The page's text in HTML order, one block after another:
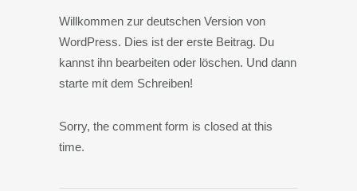
Willkommen zur deutschen Version von
WordPress. Dies ist der erste Beitrag. Du
kannst ihn bearbeiten oder löschen. Und dann
starte mit dem Schreiben!
Sorry, the comment form is closed at this
time.